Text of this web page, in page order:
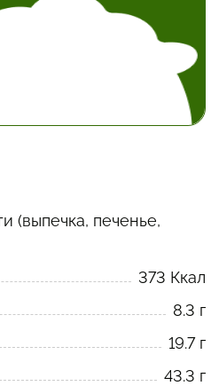
(выпечка, печенье,
373 Ккал
8.3 г
19.7 г
43.3 г